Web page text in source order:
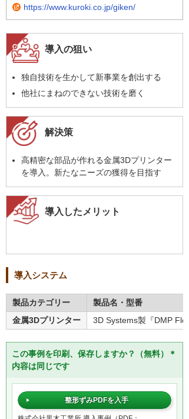
https://www.kuroki.co.jp/giken/
導入の狙い
独自技術を生かして新事業を創出する
他社にまねのできない技術を磨く
解決策
高精密な部品が作れる金属3Dプリンター
を導入。新たなニーズの獲得を目指す
導入したメリット
導入システム
製品カテゴリー
製品名・型番
金属3Dプリンター
3D Systems製『DMP
この事例を印刷、保存しますか？（無料）＊
内容は同じです
整形ずみPDFを入手